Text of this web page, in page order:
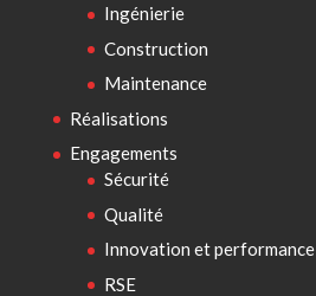
Ingénierie
Construction
Maintenance
Réalisations
Engagements
Sécurité
Qualité
Innovation et performance
RSE